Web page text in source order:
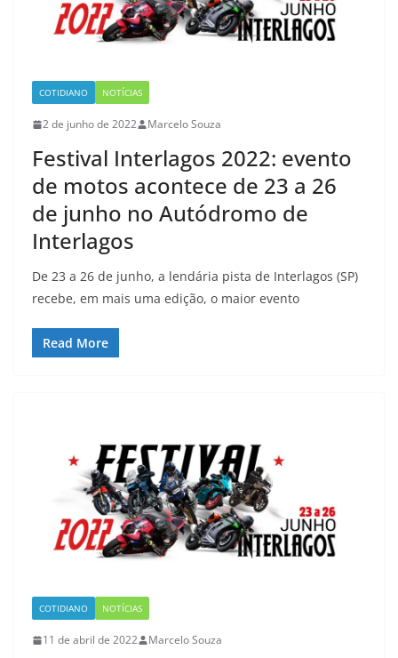
COTIDIANO NOTÍCIAS
2 de junho de 2022 Marcelo Souza
Festival Interlagos 2022: evento
de motos acontece de 23 a 26
de junho no Autódromo de
Interlagos
De 23 a 26 de junho, a lendária pista de Interlagos (SP)
recebe, em mais uma edição, o maior evento
Read More
COTIDIANO NOTÍCIAS
11 de abril de 2022 Marcelo Souza